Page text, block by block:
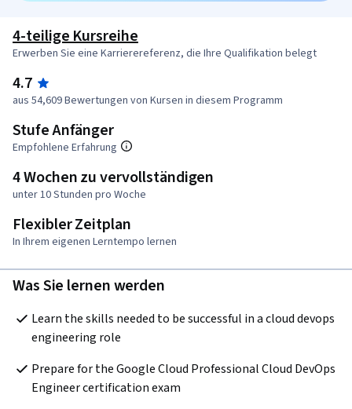
4-teilige Kursreihe
Erwerben Sie eine Karrierereferenz, die Ihre Qualifikation belegt
4.7
aus 54,609 Bewertungen von Kursen in diesem Programm
Stufe Anfänger
Empfohlene Erfahrung
4 Wochen zu vervollständigen
unter 10 Stunden pro Woche
Flexibler Zeitplan
In Ihrem eigenen Lerntempo lernen
Was Sie lernen werden
Learn the skills needed to be successful in a cloud devops
engineering role
Prepare for the Google Cloud Professional Cloud DevOps
Engineer certification exam